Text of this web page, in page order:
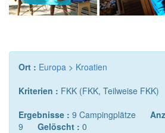
Ort : Europa > Kroatien
Kriterien : FKK (FKK, Teilweise FKK)
Ergebnisse : 9 Campingplätze
9 Gelöscht : 0